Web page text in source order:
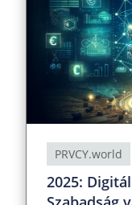
PRVCY.world
2025: